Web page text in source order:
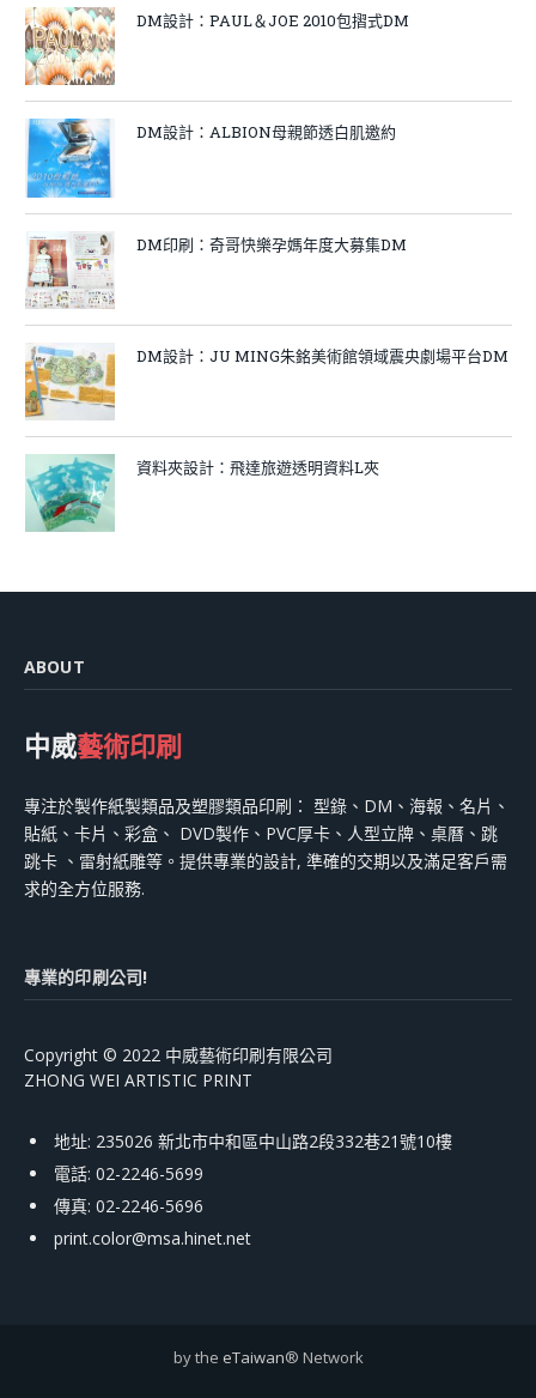
DM設計：PAUL＆JOE 2010包摺式DM
DM設計：ALBION母親節透白肌邀約
DM印刷：奇哥快樂孕媽年度大募集DM
DM設計：JU MING朱銘美術館領域震央劇場平台DM
資料夾設計：飛達旅遊透明資料L夾
ABOUT
中威藝術印刷
專注於製作紙製類品及塑膠類品印刷： 型錄、DM、海報、名片、
貼紙、卡片、彩盒、 DVD製作、PVC厚卡、人型立牌、桌曆、跳
跳卡 、雷射紙雕等。提供專業的設計, 準確的交期以及滿足客戶需
求的全方位服務.
專業的印刷公司!
Copyright © 2022 中威藝術印刷有限公司
ZHONG WEI ARTISTIC PRINT
地址: 235026 新北市中和區中山路2段332巷21號10樓
電話: 02-2246-5699
傳真: 02-2246-5696
print.color@msa.hinet.net
by the eTaiwan® Network